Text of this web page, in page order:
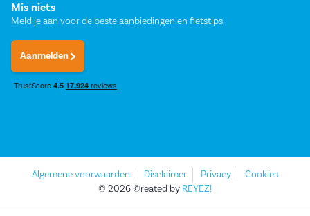
Mis niets
Meld je aan voor de beste aanbiedingen en fietstips
Aanmelden
Algemene voorwaarden Disclaimer Privacy
Cookies
© 2026 ©reated by REYEZ!